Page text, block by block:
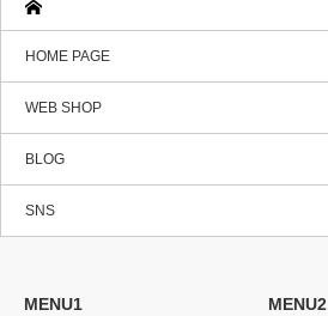
HOME PAGE
WEB SHOP
BLOG
SNS
MENU1 MENU2